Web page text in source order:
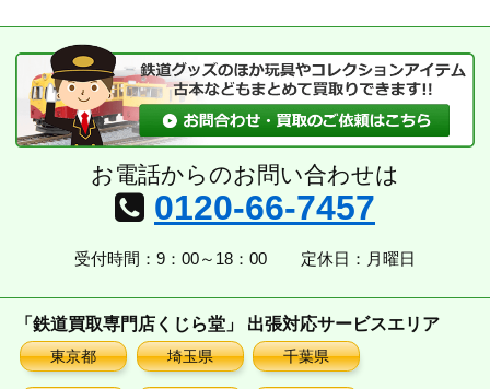
ブ
お電話からのお問い合わせは
0120-66-7457
受付時間：9：00～18：00 定休日：月曜日
「鉄道買取専門店くじら堂」 出張対応サービスエリア
東京都 埼玉県 千葉県